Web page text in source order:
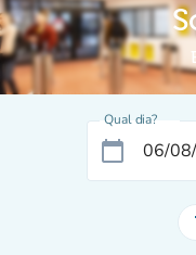
Qual dia?
calendar_today